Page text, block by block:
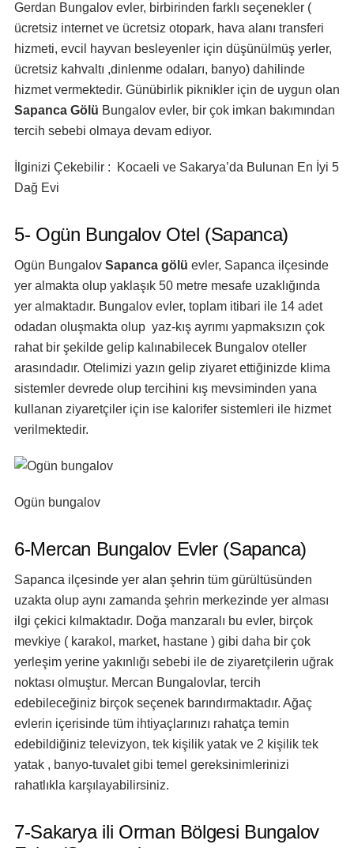
Gerdan Bungalov evler, birbirinden farklı seçenekler (
ücretsiz internet ve ücretsiz otopark, hava alanı transferi
hizmeti, evcil hayvan besleyenler için düşünülmüş yerler,
ücretsiz kahvaltı ,dinlenme odaları, banyo) dahilinde
hizmet vermektedir. Günübirlik piknikler için de uygun olan
Sapanca Gölü Bungalov evler, bir çok imkan bakımından
tercih sebebi olmaya devam ediyor.
İlginizi Çekebilir : Kocaeli ve Sakarya’da Bulunan En İyi 5
Dağ Evi
5- Ogün Bungalov Otel (Sapanca)
Ogün Bungalov Sapanca gölü evler, Sapanca ilçesinde
yer almakta olup yaklaşık 50 metre mesafe uzaklığında
yer almaktadır. Bungalov evler, toplam itibari ile 14 adet
odadan oluşmakta olup yaz-kış ayrımı yapmaksızın çok
rahat bir şekilde gelip kalınabilecek Bungalov oteller
arasındadır. Otelimizi yazın gelip ziyaret ettiğinizde klima
sistemler devrede olup tercihini kış mevsiminden yana
kullanan ziyaretçiler için ise kalorifer sistemleri ile hizmet
verilmektedir.
Ogün bungalov
6-Mercan Bungalov Evler (Sapanca)
Sapanca ilçesinde yer alan şehrin tüm gürültüsünden
uzakta olup aynı zamanda şehrin merkezinde yer alması
ilgi çekici kılmaktadır. Doğa manzaralı bu evler, birçok
mevkiye ( karakol, market, hastane ) gibi daha bir çok
yerleşim yerine yakınlığı sebebi ile de ziyaretçilerin uğrak
noktası olmuştur. Mercan Bungalovlar, tercih
edebileceğiniz birçok seçenek barındırmaktadır. Ağaç
evlerin içerisinde tüm ihtiyaçlarınızı rahatça temin
edebildiğiniz televizyon, tek kişilik yatak ve 2 kişilik tek
yatak , banyo-tuvalet gibi temel gereksinimlerinizi
rahatlıkla karşılayabilirsiniz.
7-Sakarya ili Orman Bölgesi Bungalov